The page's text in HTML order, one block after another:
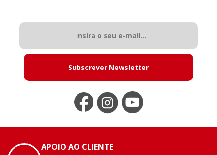
Subscrever Newsletter
APOIO AO CLIENTE